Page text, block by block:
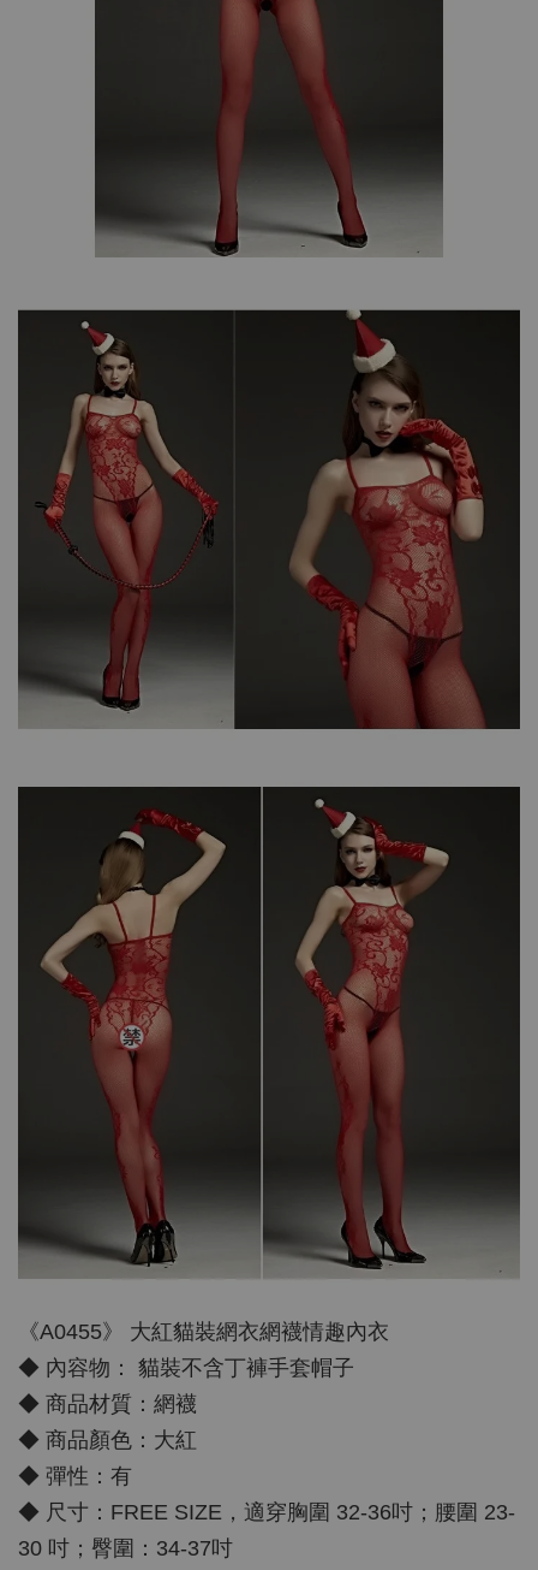
《A0455》 大紅貓裝網衣網襪情趣內衣
◆ 內容物： 貓裝不含丁褲手套帽子
◆ 商品材質：網襪
◆ 商品顏色：大紅
◆ 彈性：有
◆ 尺寸：FREE SIZE，適穿胸圍 32-36吋；腰圍 23-
30 吋；臀圍：34-37吋